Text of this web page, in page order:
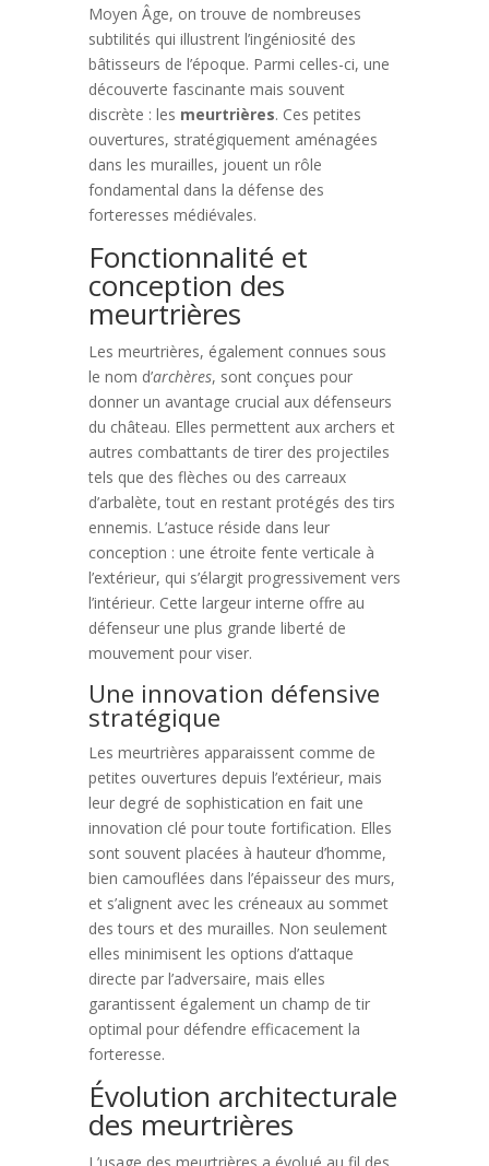
Moyen Âge, on trouve de nombreuses
subtilités qui illustrent l’ingéniosité des
bâtisseurs de l’époque. Parmi celles-ci, une
découverte fascinante mais souvent
discrète : les meurtrières. Ces petites
ouvertures, stratégiquement aménagées
dans les murailles, jouent un rôle
fondamental dans la défense des
forteresses médiévales.
Fonctionnalité et
conception des
meurtrières
Les meurtrières, également connues sous
le nom d’archères, sont conçues pour
donner un avantage crucial aux défenseurs
du château. Elles permettent aux archers et
autres combattants de tirer des projectiles
tels que des flèches ou des carreaux
d’arbalète, tout en restant protégés des tirs
ennemis. L’astuce réside dans leur
conception : une étroite fente verticale à
l’extérieur, qui s’élargit progressivement vers
l’intérieur. Cette largeur interne offre au
défenseur une plus grande liberté de
mouvement pour viser.
Une innovation défensive
stratégique
Les meurtrières apparaissent comme de
petites ouvertures depuis l’extérieur, mais
leur degré de sophistication en fait une
innovation clé pour toute fortification. Elles
sont souvent placées à hauteur d’homme,
bien camouflées dans l’épaisseur des murs,
et s’alignent avec les créneaux au sommet
des tours et des murailles. Non seulement
elles minimisent les options d’attaque
directe par l’adversaire, mais elles
garantissent également un champ de tir
optimal pour défendre efficacement la
forteresse.
Évolution architecturale
des meurtrières